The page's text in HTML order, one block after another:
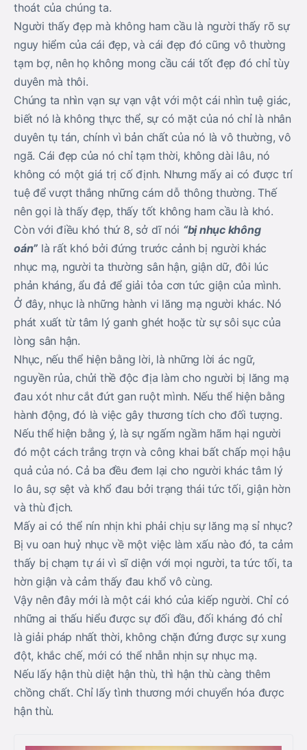
thoát của chúng ta.
Người thấy đẹp mà không ham cầu là người thấy rõ sự
nguy hiểm của cái đẹp, và cái đẹp đó cũng vô thường
tạm bợ, nên họ không mong cầu cái tốt đẹp đó chỉ tùy
duyên mà thôi.
Chúng ta nhìn vạn sự vạn vật với một cái nhìn tuệ giác,
biết nó là không thực thể, sự có mặt của nó chỉ là nhân
duyên tụ tán, chính vì bản chất của nó là vô thường, vô
ngã. Cái đẹp của nó chỉ tạm thời, không dài lâu, nó
không có một giá trị cố định. Nhưng mấy ai có được trí
tuệ để vượt thắng những cám dỗ thông thường. Thế
nên gọi là thấy đẹp, thấy tốt không ham cầu là khó.
Còn với điều khó thứ 8, sở dĩ nói “bị nhục không
oán” là rất khó bởi đứng trước cảnh bị người khác
nhục mạ, người ta thường sân hận, giận dữ, đôi lúc
phản kháng, ẩu đả để giải tỏa cơn tức giận của mình.
Ở đây, nhục là những hành vi lăng mạ người khác. Nó
phát xuất từ tâm lý ganh ghét hoặc từ sự sôi sục của
lòng sân hận.
Nhục, nếu thể hiện bằng lời, là những lời ác ngữ,
nguyền rủa, chửi thề độc địa làm cho người bị lăng mạ
đau xót như cắt đứt gan ruột mình. Nếu thể hiện bằng
hành động, đó là việc gây thương tích cho đối tượng.
Nếu thể hiện bằng ý, là sự ngấm ngầm hãm hại người
đó một cách trắng trợn và công khai bất chấp mọi hậu
quả của nó. Cả ba đều đem lại cho người khác tâm lý
lo âu, sợ sệt và khổ đau bởi trạng thái tức tối, giận hờn
và thù địch.
Mấy ai có thể nín nhịn khi phải chịu sự lăng mạ sỉ nhục?
Bị vu oan huỷ nhục về một việc làm xấu nào đó, ta cảm
thấy bị chạm tự ái vì sĩ diện với mọi người, ta tức tối, ta
hờn giận và cảm thấy đau khổ vô cùng.
Vậy nên đây mới là một cái khó của kiếp người. Chỉ có
những ai thấu hiểu được sự đối đầu, đối kháng đó chỉ
là giải pháp nhất thời, không chặn đứng được sự xung
đột, khắc chế, mới có thể nhẫn nhịn sự nhục mạ.
Nếu lấy hận thù diệt hận thù, thì hận thù càng thêm
chồng chất. Chỉ lấy tình thương mới chuyển hóa được
hận thù.